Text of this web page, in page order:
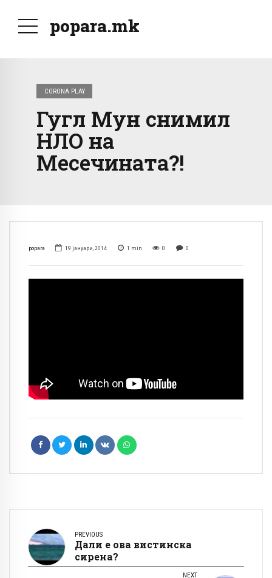
popara.mk
CORONA PLAY
Гугл Мун снимил
НЛО на
Месечината?!
popara 19 јануари, 2014 1 min 0 0
PREVIOUS
Дали е ова вистинска
сирена?
NEXT